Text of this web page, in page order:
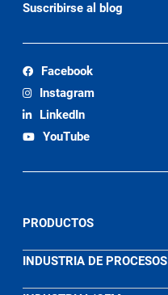
Suscribirse al blog
Facebook
Instagram
LinkedIn
YouTube
PRODUCTOS
INDUSTRIA DE PROCESOS